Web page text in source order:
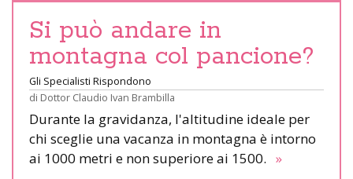
Si può andare in
montagna col pancione?
Gli Specialisti Rispondono
di Dottor Claudio Ivan Brambilla
Durante la gravidanza, l'altitudine ideale per
chi sceglie una vacanza in montagna è intorno
ai 1000 metri e non superiore ai 1500. »